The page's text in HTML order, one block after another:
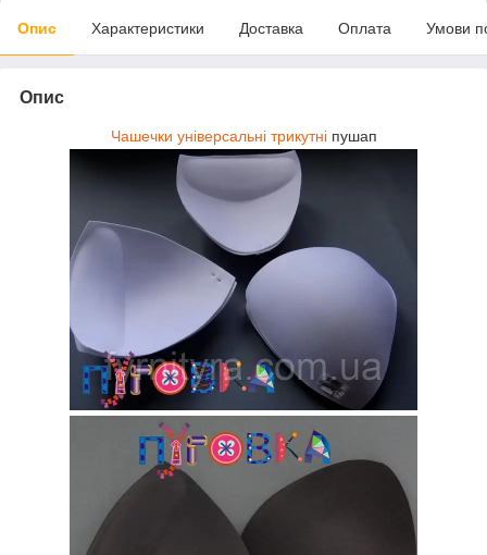
Опис Характеристики Доставка Оплата Умови
Опис
Чашечки універсальні трикутніпушап